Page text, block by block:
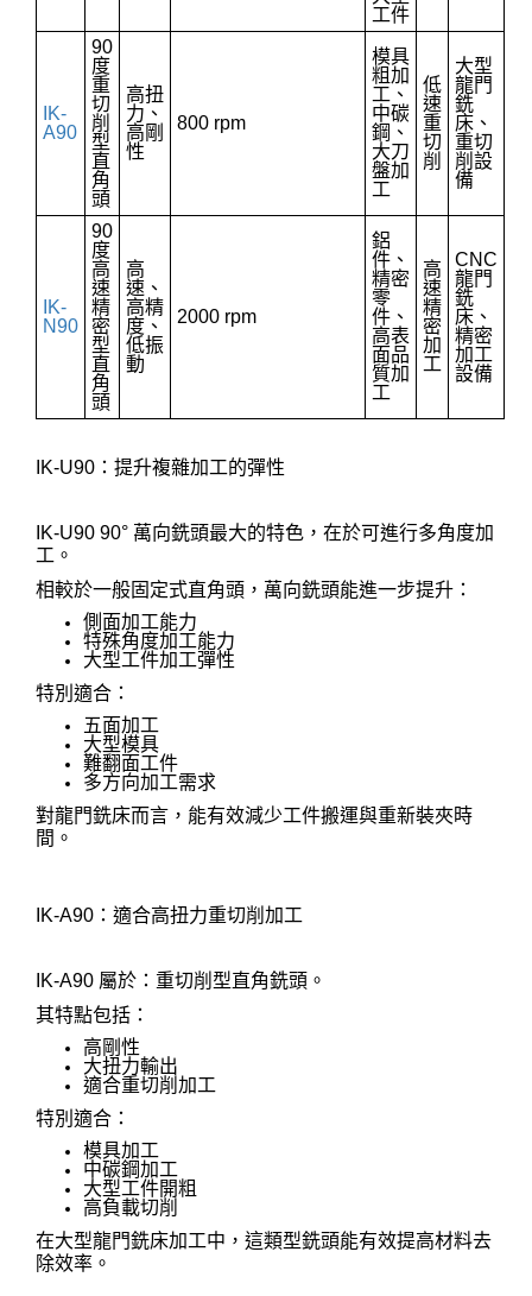
工件
IK-
A90
90
度
重
切
削
型
直
角
頭
高扭
力、
高剛
性
800 rpm
模具
粗加
工、
中碳
鋼、
大刀
盤加
工
低
速
重
切
削
大型
龍門
銑
床、
重切
削設
備
IK-
N90
90
度
高
速
精
密
型
直
角
頭
高
速、
高精
度、
低振
動
2000 rpm
鋁
件、
精密
零
件、
高表
面品
質加
工
高
速
精
密
加
工
CNC
龍門
銑
床、
精密
加工
設備
IK-U90：提升複雜加工的彈性
IK-U90 90° 萬向銑頭最大的特色，在於可進行多角度加
工。
相較於一般固定式直角頭，萬向銑頭能進一步提升：
側面加工能力
特殊角度加工能力
大型工件加工彈性
特別適合：
五面加工
大型模具
難翻面工件
多方向加工需求
對龍門銑床而言，能有效減少工件搬運與重新裝夾時
間。
IK-A90：適合高扭力重切削加工
IK-A90 屬於：重切削型直角銑頭。
其特點包括：
高剛性
大扭力輸出
適合重切削加工
特別適合：
模具加工
中碳鋼加工
大型工件開粗
高負載切削
在大型龍門銑床加工中，這類型銑頭能有效提高材料去
除效率。